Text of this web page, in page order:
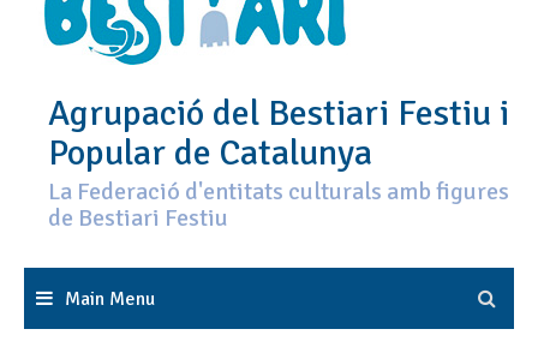
Agrupació del Bestiari Festiu i
Popular de Catalunya
La Federació d'entitats culturals amb figures
de Bestiari Festiu
Main Menu